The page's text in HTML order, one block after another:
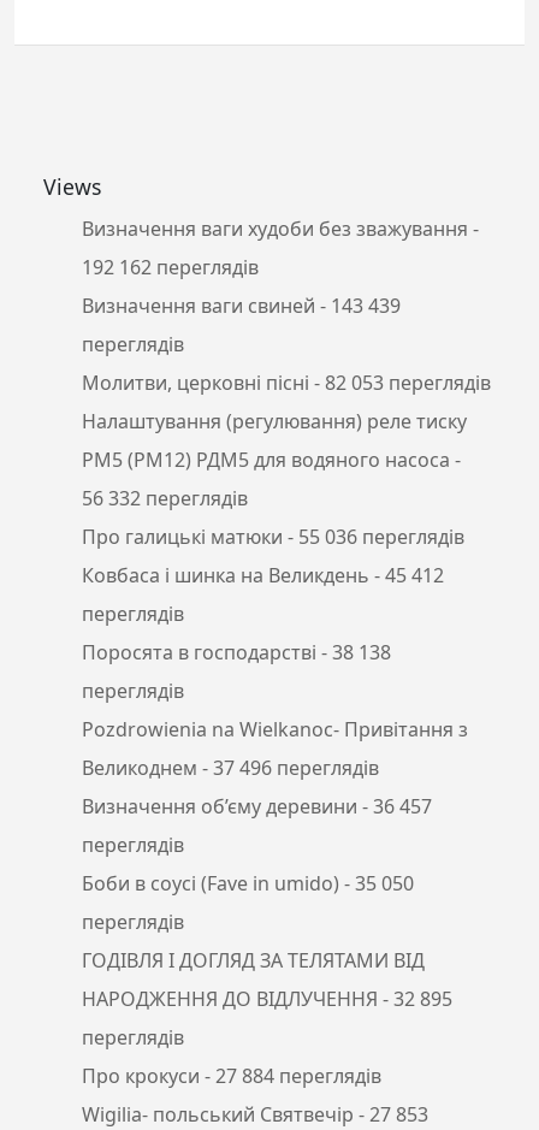
Views
Визначення ваги худоби без зважування -
192 162 переглядів
Визначення ваги свиней - 143 439
переглядів
Молитви, церковні пісні - 82 053 переглядів
Налаштування (регулювання) реле тиску
РМ5 (РМ12) РДМ5 для водяного насоса -
56 332 переглядів
Про галицькі матюки - 55 036 переглядів
Ковбаса і шинка на Великдень - 45 412
переглядів
Поросята в господарстві - 38 138
переглядів
Pozdrowienia na Wielkanoc- Привітання з
Великоднем - 37 496 переглядів
Визначення об’єму деревини - 36 457
переглядів
Боби в соусі (Fave in umido) - 35 050
переглядів
ГОДІВЛЯ І ДОГЛЯД ЗА ТЕЛЯТАМИ ВІД
НАРОДЖЕННЯ ДО ВІДЛУЧЕННЯ - 32 895
переглядів
Про крокуси - 27 884 переглядів
Wigilia- польський Святвечір - 27 853